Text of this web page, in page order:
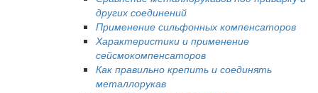
других соединений
Применение сильфонных компенсаторов
Характеристики и применение
сейсмокомпенсаторов
Как правильно крепить и соединять
металлорукав